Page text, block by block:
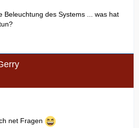
Beleuchtung des Systems ... was hat
net Fragen